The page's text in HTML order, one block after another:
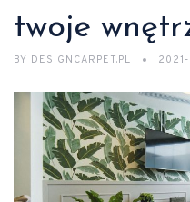
twoje
BY DESIGNCARPET.PL